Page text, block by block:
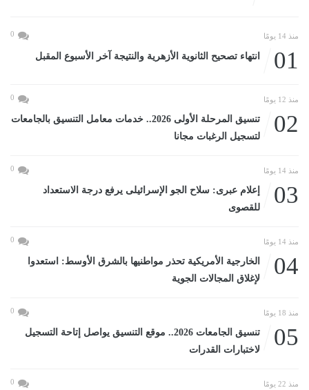
منذ 14 يومًا 0
01 انتهاء تصحيح الثانوية الأزهرية والنتيجة آخر الأسبوع المقبل
منذ 12 يومًا 0
02
تنسيق المرحلة الأولى 2026.. خدمات معامل التنسيق بالجامعات
لتسجيل الرغبات مجانا
منذ 14 يومًا 0
03
إعلام عبرى: سلاح الجو الإسرائيلى يرفع درجة الاستعداد
للقصوى
منذ 14 يومًا 0
04
الخارجية الأمريكية تحذر مواطنيها بالشرق الأوسط: استعدوا
لإغلاق المجالات الجوية
منذ 18 يومًا 0
05
تنسيق الجامعات 2026.. موقع التنسيق يواصل إتاحة التسجيل
لاختبارات القدرات
منذ 22 يومًا 0